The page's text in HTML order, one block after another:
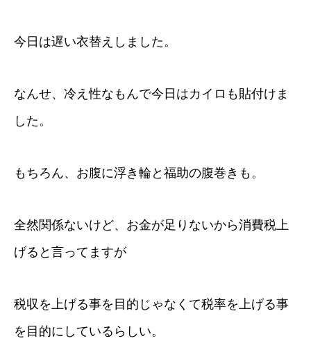
今日は遅い衣替えしました。
なんせ、冷え性なもんで今日はカイロも貼付けま
した。
もちろん、お腹に浮き輪と福助の腹巻きも。
全然関係ないけど、お金が足りないから消費税上
げると言ってますが
税収を上げる事を目的じゃなくて税率を上げる事
を目的にしているらしい。